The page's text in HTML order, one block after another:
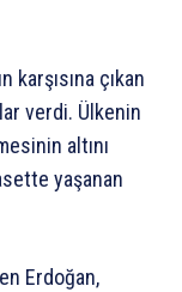
karşısına çıkan
verdi. Ülkenin
altını
yaşanan
Erdoğan,